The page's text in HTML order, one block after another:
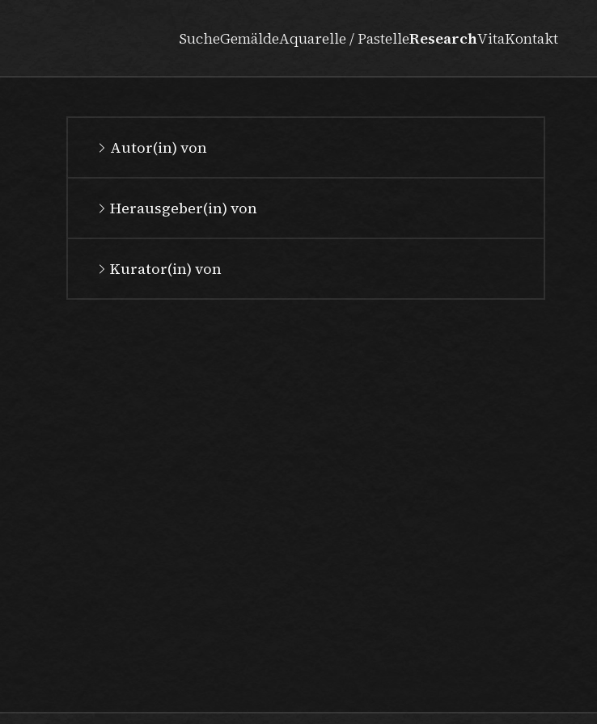
SucheGemäldeAquarelle / PastelleResearchVitaKontakt
Autor(in) von
Herausgeber(in) von
Kurator(in) von